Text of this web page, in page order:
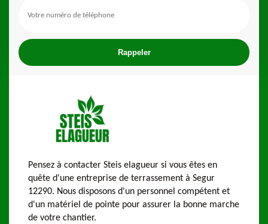
Pensez à contacter Steis elagueur si vous êtes en
quête d'une entreprise de terrassement à Segur
12290. Nous disposons d'un personnel compétent et
d'un matériel de pointe pour assurer la bonne marche
de votre chantier.